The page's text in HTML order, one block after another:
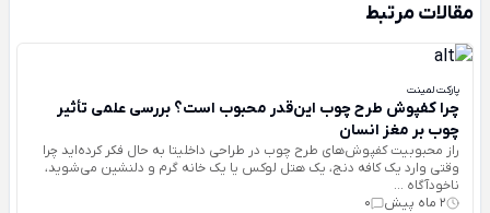
مقالات مرتبط
پارکت لمینت
چرا کفپوش طرح چوب این‌قدر محبوب است؟ بررسی علمی تأثیر
چوب بر مغز انسان
راز محبوبیت کفپوش‌های طرح چوب در طراحی داخلیتا به حال فکر کرده‌اید چرا
وقتی وارد یک کافه دنج، یک هتل لوکس یا یک خانه گرم و دلنشین می‌شوید،
ناخودآگاه ...
2 ماه پیش
0